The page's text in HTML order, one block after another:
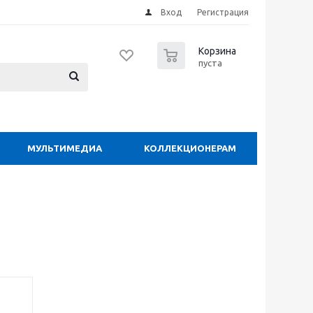
Вход Регистрация
Корзина
пуста
МУЛЬТИМЕДИА КОЛЛЕКЦИОНЕРАМ